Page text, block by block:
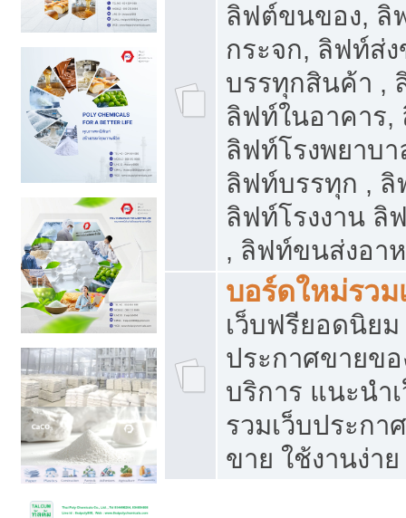
ลิฟต์ขนของ, ลิ
กระจก, ลิฟท์ส่
บรรทุกสินค้า ,
ลิฟท์ในอาคาร,
ลิฟท์โรงพยาบ
ลิฟท์บรรทุก ,
ลิฟท์โรงงาน ลิ
, ลิฟท์ขนส่งอา
บอร์ดใหม่รว
เว็บฟรียอดนิย
ประกาศขายข
บริการ แนะนำ
รวมเว็บประกา
ขาย ใช้งานง่าย